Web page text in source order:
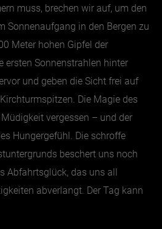
muss, brechen wir auf, um den
Sonnenaufgang in den Bergen zu
Meter hohen Gipfel der
ersten Sonnenstrahlen hinter
und geben die Sicht frei auf
Die Magie des
vergessen – und der
Hungergefühl. Die schroffe
beschert uns noch
Abfahrtsglück, das uns all
abverlangt. Der Tag kann